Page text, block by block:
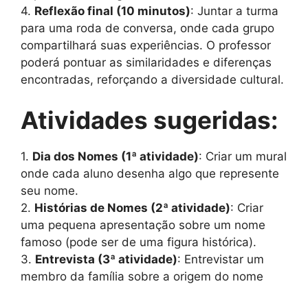
4. Reflexão final (10 minutos): Juntar a turma
para uma roda de conversa, onde cada grupo
compartilhará suas experiências. O professor
poderá pontuar as similaridades e diferenças
encontradas, reforçando a diversidade cultural.
Atividades sugeridas:
1. Dia dos Nomes (1ª atividade): Criar um mural
onde cada aluno desenha algo que represente
seu nome.
2. Histórias de Nomes (2ª atividade): Criar
uma pequena apresentação sobre um nome
famoso (pode ser de uma figura histórica).
3. Entrevista (3ª atividade): Entrevistar um
membro da família sobre a origem do nome